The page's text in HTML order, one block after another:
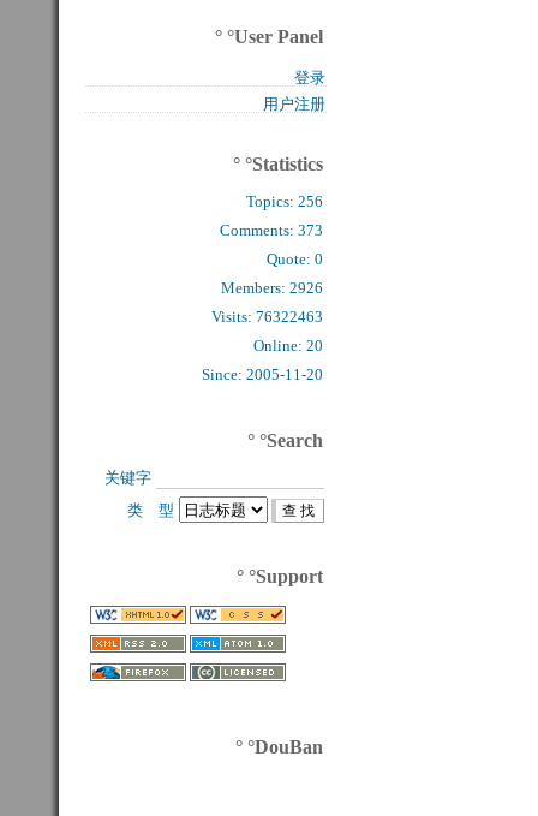
° °User Panel
登录
用户注册
° °Statistics
Topics:256
Comments: 373
Quote: 0
Members: 2926
Visits: 76322463
Online: 20
Since: 2005-11-20
° °Search
关键字
类 型
° °Support
° °DouBan